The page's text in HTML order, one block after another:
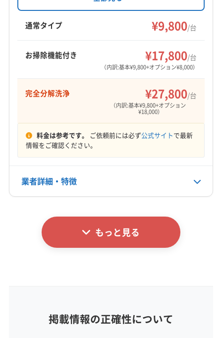
中央市 笛吹市
西八代郡市川三郷町
南巨摩郡早川町
南都留郡西桂町
南都留郡忍野村
南都留郡鳴沢村
北都留郡小菅村
営業時間
定休日
電話番号
非公開
公式サイトなし
り、完全分解清掃や防カビ抗菌コートも対応。
クオリティを重視し、内部も外装も綺麗に仕上
げます。料金以上のサービスを心掛けている点
通常タイプ ¥9,800/台
お掃除機能付き ¥17,800/台
（内訳:基本¥9,800+オプション¥8,000）
完全分解洗浄 ¥27,800/台
（内訳:基本¥9,800+オプション
¥18,000）
料金は参考です。 ご依頼前には必ず公式サイトで最新
情報をご確認ください。
業者詳細・特徴
基本情報
代表者名
もっと見る
掲載情報の正確性について